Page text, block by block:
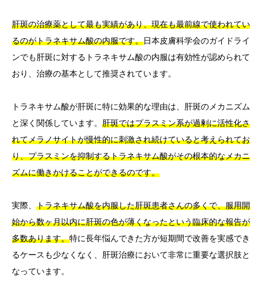
肝斑の治療薬として最も実績があり、現在も最前線で使われてい
るのがトラネキサム酸の内服です。日本皮膚科学会のガイドライ
ンでも肝斑に対するトラネキサム酸の内服は有効性が認められて
おり、治療の基本として推奨されています。
トラネキサム酸が肝斑に特に効果的な理由は、肝斑のメカニズム
と深く関係しています。 肝斑ではプラスミン系が過剰に活性化さ
れてメラノサイトが慢性的に刺激され続けていると考えられてお
り、プラスミンを抑制するトラネキサム酸がその根本的なメカニ
ズムに働きかけることができるのです。
実際、 トラネキサム酸を内服した肝斑患者さんの多くで、服用開
始から数ヶ月以内に肝斑の色が薄くなったという臨床的な報告が
多数あります。特に長年悩んできた方が短期間で改善を実感でき
るケースも少なくなく、肝斑治療において非常に重要な選択肢と
なっています。